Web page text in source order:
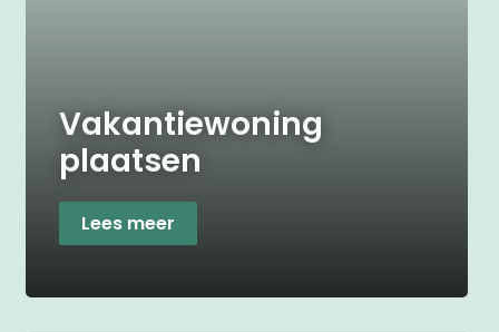
Vakantiewoning
plaatsen
Lees meer